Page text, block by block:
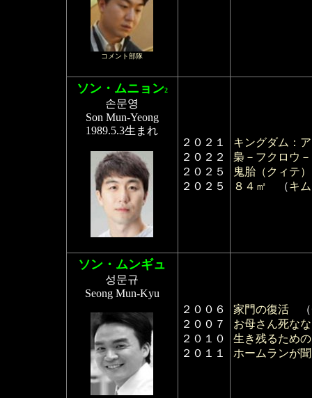
コメント部隊
ソン・ムニョン2
손문영
Son Mun-Yeong
1989.5.3生まれ
２０２１
２０２２
２０２５
２０２５
キングダム：
梟－フクロウ－
鬼胎（クィテ
８４㎡
（キ
ソン・ムンギュ
성문규
Seong Mun-Kyu
２００６
２００７
２０１０
２０１１
家門の復活 （
お母さん死な
生き残るため
ホームランが